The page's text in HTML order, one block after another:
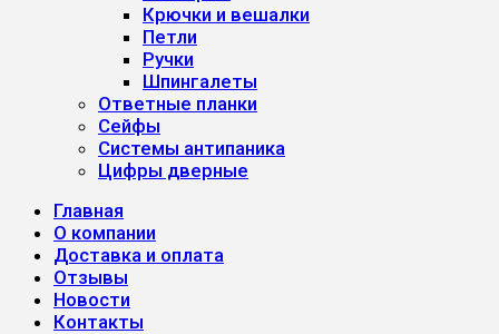
Крючки и вешалки
Петли
Ручки
Шпингалеты
Ответные планки
Сейфы
Системы антипаника
Цифры дверные
Главная
О компании
Доставка и оплата
Отзывы
Новости
Контакты